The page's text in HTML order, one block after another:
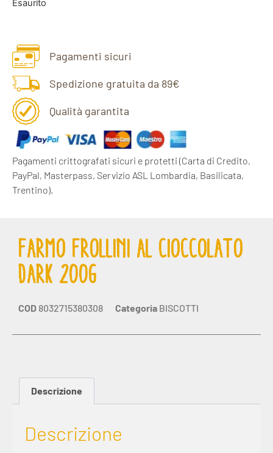
Esaurito
Pagamenti sicuri
Spedizione gratuita da 89€
Qualità garantita
Pagamenti crittografati sicuri e protetti (Carta di Credito,
PayPal, Masterpass, Servizio ASL Lombardia, Basilicata,
Trentino).
FARMO FROLLINI AL CIOCCOLATO
DARK 200G
COD 8032715380308 Categoria BISCOTTI
Descrizione
Descrizione